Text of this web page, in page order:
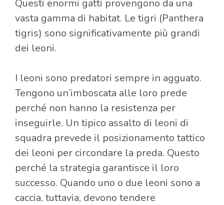
Questi enormi gatti provengono da una
vasta gamma di habitat. Le tigri (Panthera
tigris) sono significativamente più grandi
dei leoni.
I leoni sono predatori sempre in agguato.
Tengono un’imboscata alle loro prede
perché non hanno la resistenza per
inseguirle. Un tipico assalto di leoni di
squadra prevede il posizionamento tattico
dei leoni per circondare la preda. Questo
perché la strategia garantisce il loro
successo. Quando uno o due leoni sono a
caccia, tuttavia, devono tendere